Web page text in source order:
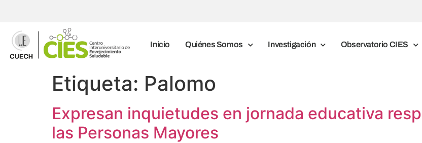
Inicio Quiénes Somos Investigación Observatorio CIES
Etiqueta: Palomo
Expresan inquietudes en jornada educativa
las Personas Mayores